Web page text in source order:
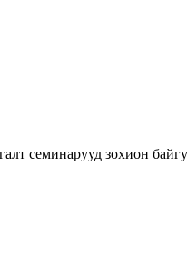
семинарууд зохион